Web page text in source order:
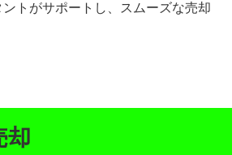
トがサポートし、スムーズな売却
却